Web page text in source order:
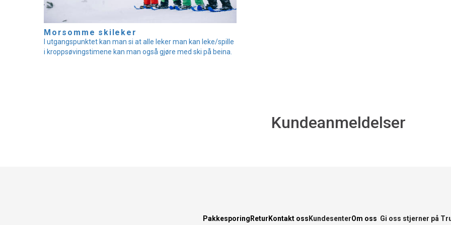
Morsomme skileker
I utgangspunktet kan man si at alle leker man kan leke/spille
i kroppsøvingstimene kan man også gjøre med ski på beina.
Kundeanmeldelser
Pakkesporing Retur Kontakt oss KundesenterOm oss Gi oss stjerner på